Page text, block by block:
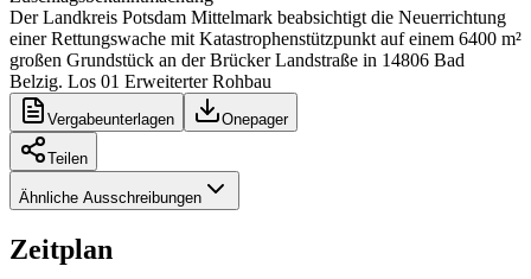
Der Landkreis Potsdam Mittelmark beabsichtigt die Neuerrichtung
einer Rettungswache mit Katastrophenstützpunkt auf einem 6400 m²
großen Grundstück an der Brücker Landstraße in 14806 Bad
Belzig. Los 01 Erweiterter Rohbau
Vergabeunterlagen Onepager
Teilen
Ähnliche Ausschreibungen
Zeitplan